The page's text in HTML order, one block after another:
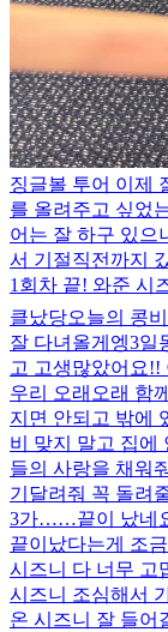
징글볼 투어 이제
를 올려주고 싶었
어는 잘 하구 있으
서 기절직전까지
1회차 끝! 와준 시
클났당오늘의 콩
잘 다녀올게엥3일
고 고생많았어요!!
우리 오래오래 함
지면 안되고 밖에
비 맞지 말고 집에
들의 사랑을 채워
기달려줘 꼭 돌려
3가……끝이 났네
끝이났다는게 조
시즈니 다 너무 고
시즈니 조심해서
온 시즈니 잘 들어